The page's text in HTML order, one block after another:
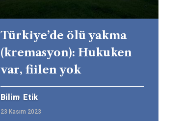
Türkiye’de ölü yakma
(kremasyon): Hukuken
var, fiilen yok
Bilim Etik
23 Kasım 2023